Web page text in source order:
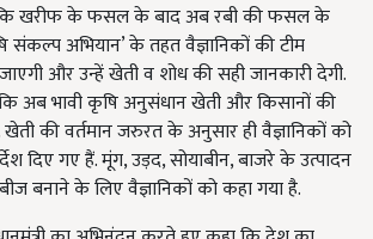
कि खरीफ के फसल के बाद अब रबी की फसल के
संकल्प अभियान’ के तहत वैज्ञानिकों की टीम
और उन्हें खेती व शोध की सही जानकारी देगी.
अब भावी कृषि अनुसंधान खेती और किसानों की
की वर्तमान जरुरत के अनुसार ही वैज्ञानिकों को
दिए गए हैं. मूंग, उड़द, सोयाबीन, बाजरे के उत्पादन
बनाने के लिए वैज्ञानिकों को कहा गया है.